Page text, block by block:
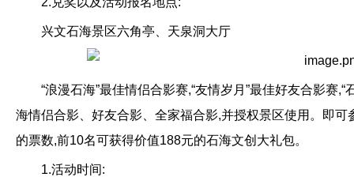
兴文石海景区六角亭、天泉洞大厅
“浪漫石海”最佳情侣合影赛,“友情岁月”最佳好友合影赛
海情侣合影、好友合影、全家福合影,并授权景区使用。即
的票数,前10名可获得价值188元的石海文创大礼包。
1.活动时间: